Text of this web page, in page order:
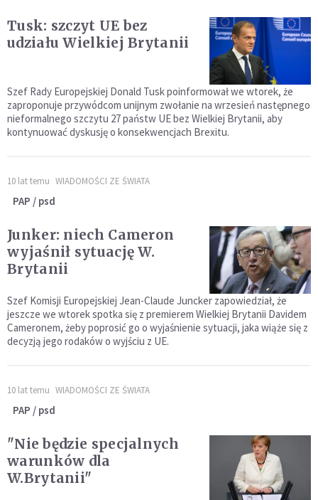
Tusk: szczyt UE bez
udziału Wielkiej Brytanii
Szef Rady Europejskiej Donald Tusk poinformował we wtorek, że
zaproponuje przywódcom unijnym zwołanie na wrzesień następnego
nieformalnego szczytu 27 państw UE bez Wielkiej Brytanii, aby
kontynuować dyskusję o konsekwencjach Brexitu.
10 lat temu WIADOMOŚCI ZE ŚWIATA
PAP / psd
Junker: niech Cameron
wyjaśnił sytuację W.
Brytanii
Szef Komisji Europejskiej Jean-Claude Juncker zapowiedział, że
jeszcze we wtorek spotka się z premierem Wielkiej Brytanii Davidem
Cameronem, żeby poprosić go o wyjaśnienie sytuacji, jaka wiąże się z
decyzją jego rodaków o wyjściu z UE.
10 lat temu WIADOMOŚCI ZE ŚWIATA
PAP / psd
"Nie będzie specjalnych
warunków dla
W.Brytanii"